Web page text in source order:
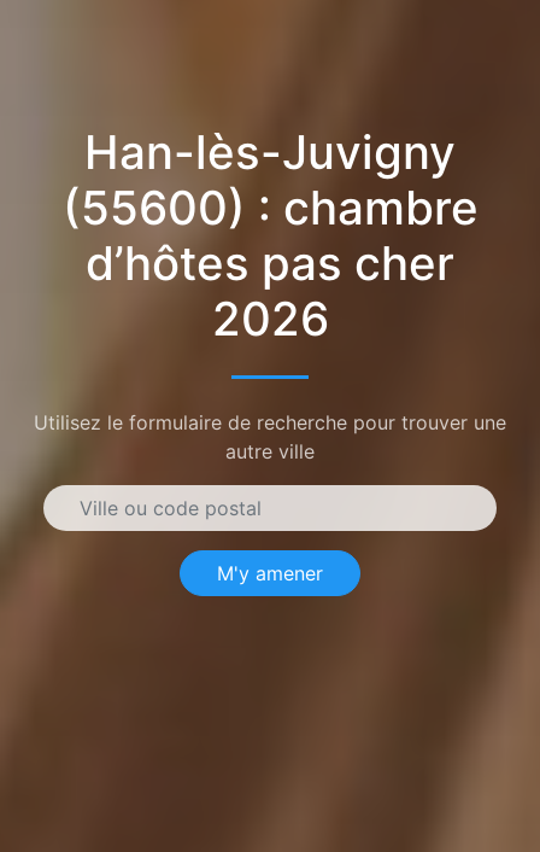
Han-lès-Juvigny
(55600) : chambre
d’hôtes pas cher
2026
Utilisez le formulaire de recherche pour trouver une
autre ville
M'y amener